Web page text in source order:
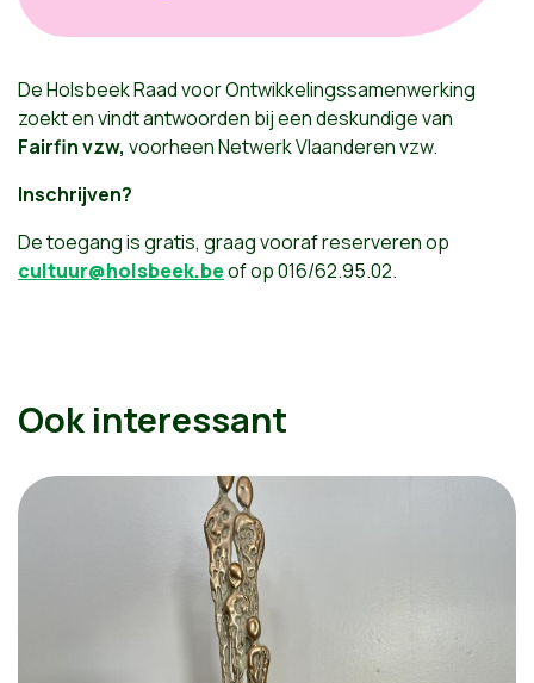
De Holsbeek Raad voor Ontwikkelingssamenwerking
zoekt en vindt antwoorden bij een deskundige van
Fairfin vzw, voorheen Netwerk Vlaanderen vzw.
Inschrijven?
De toegang is gratis, graag vooraf reserveren op
cultuur@holsbeek.beof op 016/62.95.02.
Ook interessant